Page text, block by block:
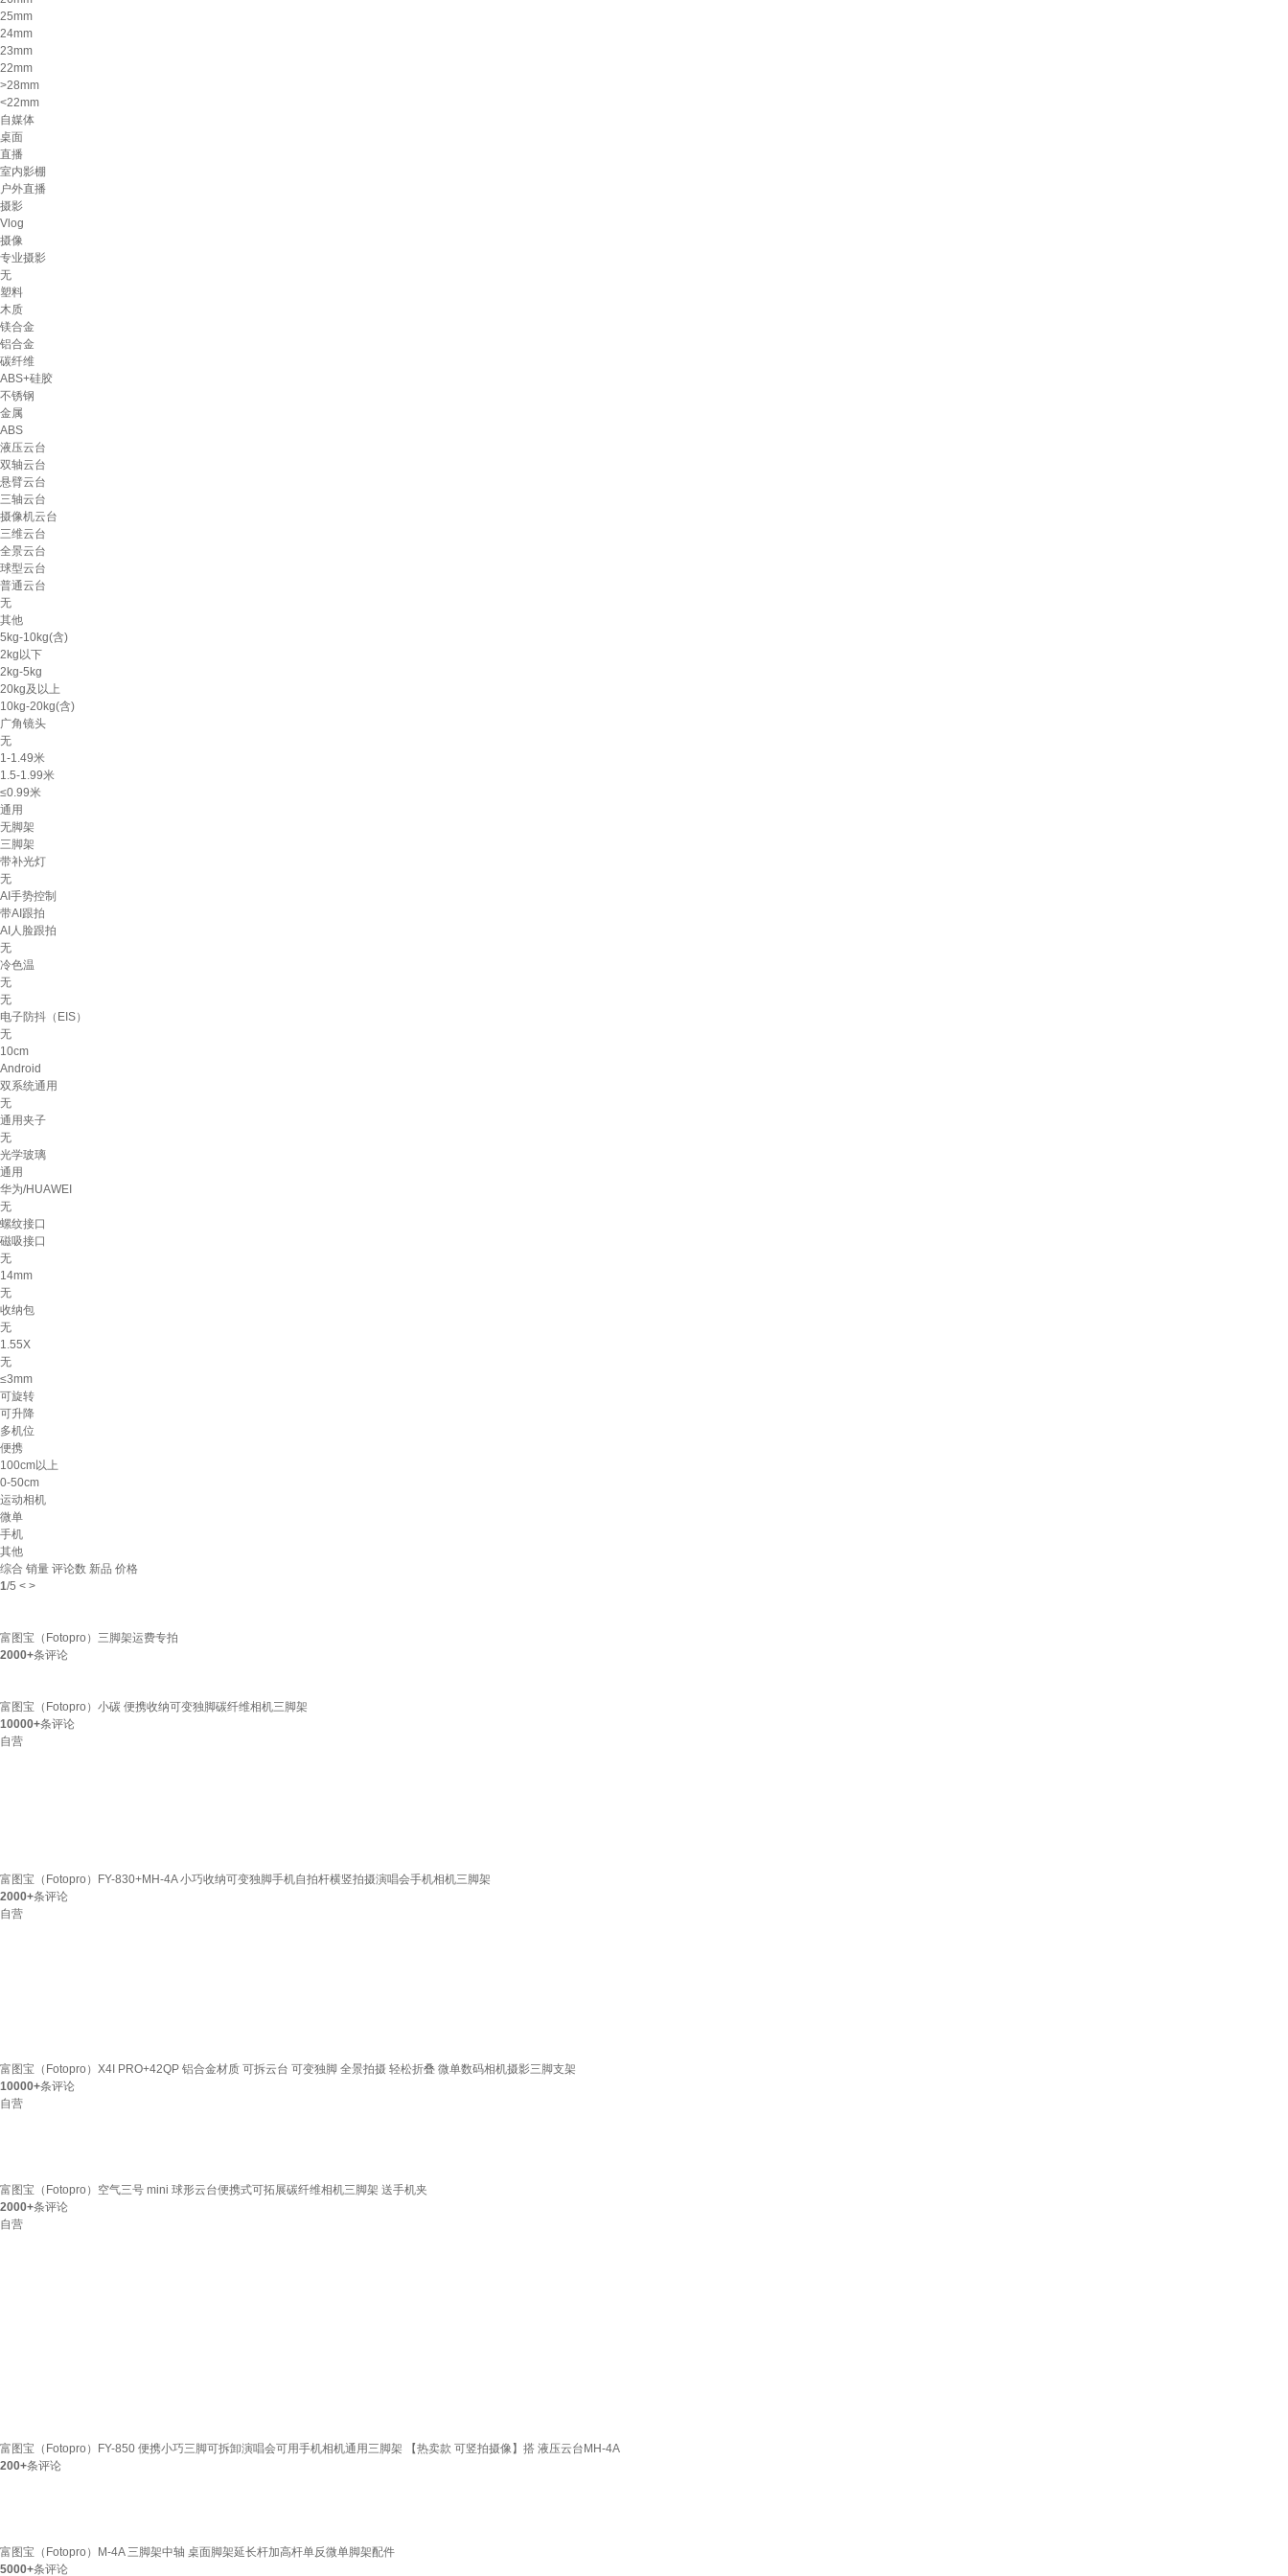
25mm
24mm
23mm
22mm
>28mm
<22mm
自媒体
桌面
直播
室内影棚
户外直播
摄影
Vlog
摄像
专业摄影
无
塑料
木质
镁合金
铝合金
碳纤维
ABS+硅胶
不锈钢
金属
ABS
液压云台
双轴云台
悬臂云台
三轴云台
摄像机云台
三维云台
全景云台
球型云台
普通云台
无
其他
5kg-10kg(含)
2kg以下
2kg-5kg
20kg及以上
10kg-20kg(含)
广角镜头
无
1-1.49米
1.5-1.99米
≤0.99米
通用
无脚架
三脚架
带补光灯
无
AI手势控制
带AI跟拍
AI人脸跟拍
无
冷色温
无
无
电子防抖（EIS）
无
10cm
Android
双系统通用
无
通用夹子
无
光学玻璃
通用
华为/HUAWEI
无
螺纹接口
磁吸接口
无
14mm
无
收纳包
无
1.55X
无
≤3mm
可旋转
可升降
多机位
便携
100cm以上
0-50cm
运动相机
微单
手机
其他
综合 销量 评论数 新品 价格
1/5 < >
富图宝（Fotopro）三脚架运费专拍
2000+条评论
富图宝（Fotopro）小碳 便携收纳可变独脚碳纤维相机三脚架
10000+条评论
自营
富图宝（Fotopro）FY-830+MH-4A 小巧收纳可变独脚手机自拍杆横竖拍摄演唱会手机相机三脚架
2000+条评论
自营
富图宝（Fotopro）X4I PRO+42QP 铝合金材质 可拆云台 可变独脚 全景拍摄 轻松折叠 微单数码相机摄影三脚支架
10000+条评论
自营
富图宝（Fotopro）空气三号 mini 球形云台便携式可拓展碳纤维相机三脚架 送手机夹
2000+条评论
自营
富图宝（Fotopro）FY-850 便携小巧三脚可拆卸演唱会可用手机相机通用三脚架 【热卖款 可竖拍摄像】搭 液压云台MH-4A
200+条评论
富图宝（Fotopro）M-4A 三脚架中轴 桌面脚架延长杆加高杆单反微单脚架配件
5000+条评论